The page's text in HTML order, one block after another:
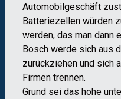
Automobilgeschäft
Batteriezellen würden
werden, das man dann
Bosch werde sich aus
zurückziehen und sich
Firmen trennen.
Grund sei das hohe